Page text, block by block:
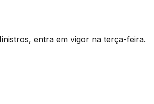
entra em vigor na terça-feira.